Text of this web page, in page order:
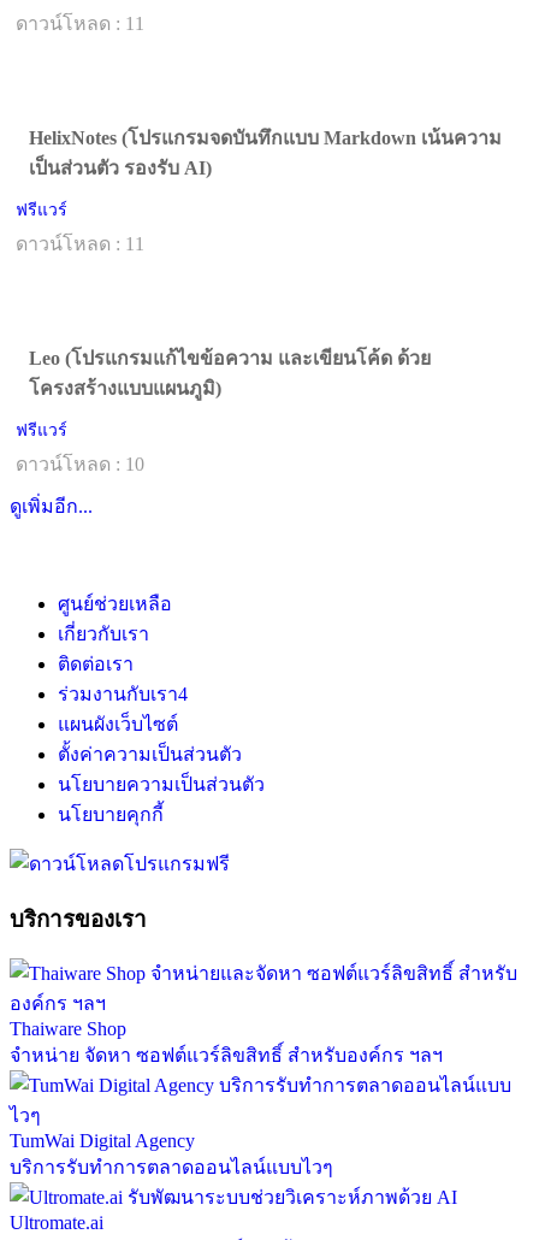
ดาวน์โหลด : 11
HelixNotes (โปรแกรมจดบันทึกแบบ Markdown เน้นความ
เป็นส่วนตัว รองรับ AI)
ฟรีแวร์
ดาวน์โหลด : 11
Leo (โปรแกรมแก้ไขข้อความ และเขียนโค้ด ด้วย
โครงสร้างแบบแผนภูมิ)
ฟรีแวร์
ดาวน์โหลด : 10
ดูเพิ่มอีก...
ศูนย์ช่วยเหลือ
เกี่ยวกับเรา
ติดต่อเรา
ร่วมงานกับเรา4
แผนผังเว็บไซต์
ตั้งค่าความเป็นส่วนตัว
นโยบายความเป็นส่วนตัว
นโยบายคุกกี้
บริการของเรา
Thaiware Shop
จำหน่าย จัดหา ซอฟต์แวร์ลิขสิทธิ์ สำหรับองค์กร ฯลฯ
TumWai Digital Agency
บริการรับทำการตลาดออนไลน์แบบไวๆ
Ultromate.ai